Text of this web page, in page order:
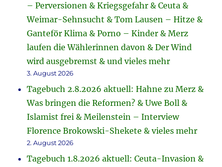
– Perversionen & Kriegsgefahr & Ceuta &
Weimar-Sehnsucht & Tom Lausen – Hitze &
Ganteför Klima & Porno – Kinder & Merz
laufen die Wählerinnen davon & Der Wind
wird ausgebremst & und vieles mehr
3. August 2026
Tagebuch 2.8.2026 aktuell: Hahne zu Merz &
Was bringen die Reformen? & Uwe Boll &
Islamist frei & Meilenstein – Interview
Florence Brokowski-Shekete & vieles mehr
2. August 2026
Tagebuch 1.8.2026 aktuell: Ceuta-Invasion &